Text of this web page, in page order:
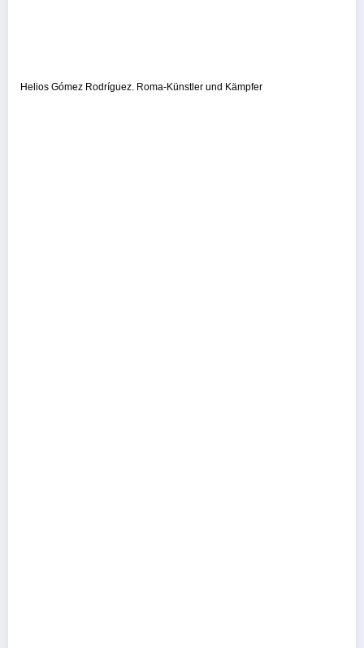
Helios Gómez Rodríguez. Roma-Künstler und Kämpfer